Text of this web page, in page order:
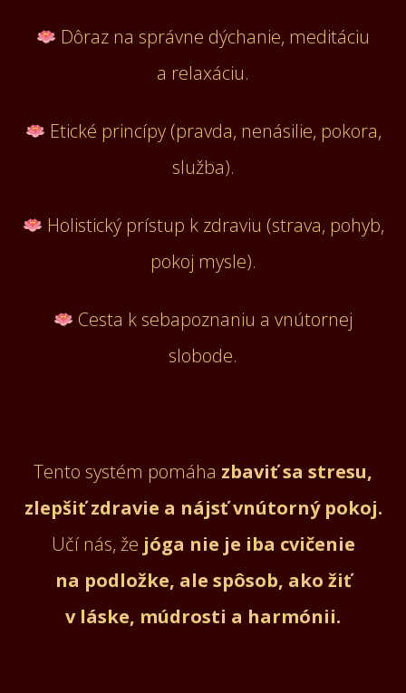
Dôraz na správne dýchanie, meditáciu
a relaxáciu.
Etické princípy (pravda, nenásilie, pokora,
služba).
Holistický prístup k zdraviu (strava, pohyb,
pokoj mysle).
Cesta k sebapoznaniu a vnútornej
slobode.
Tento systém pomáha zbaviť sa stresu,
zlepšiť zdravie a nájsť vnútorný pokoj.
Učí nás, že jóga nie je iba cvičenie
na podložke, ale spôsob, ako žiť
v láske, múdrosti a harmónii.